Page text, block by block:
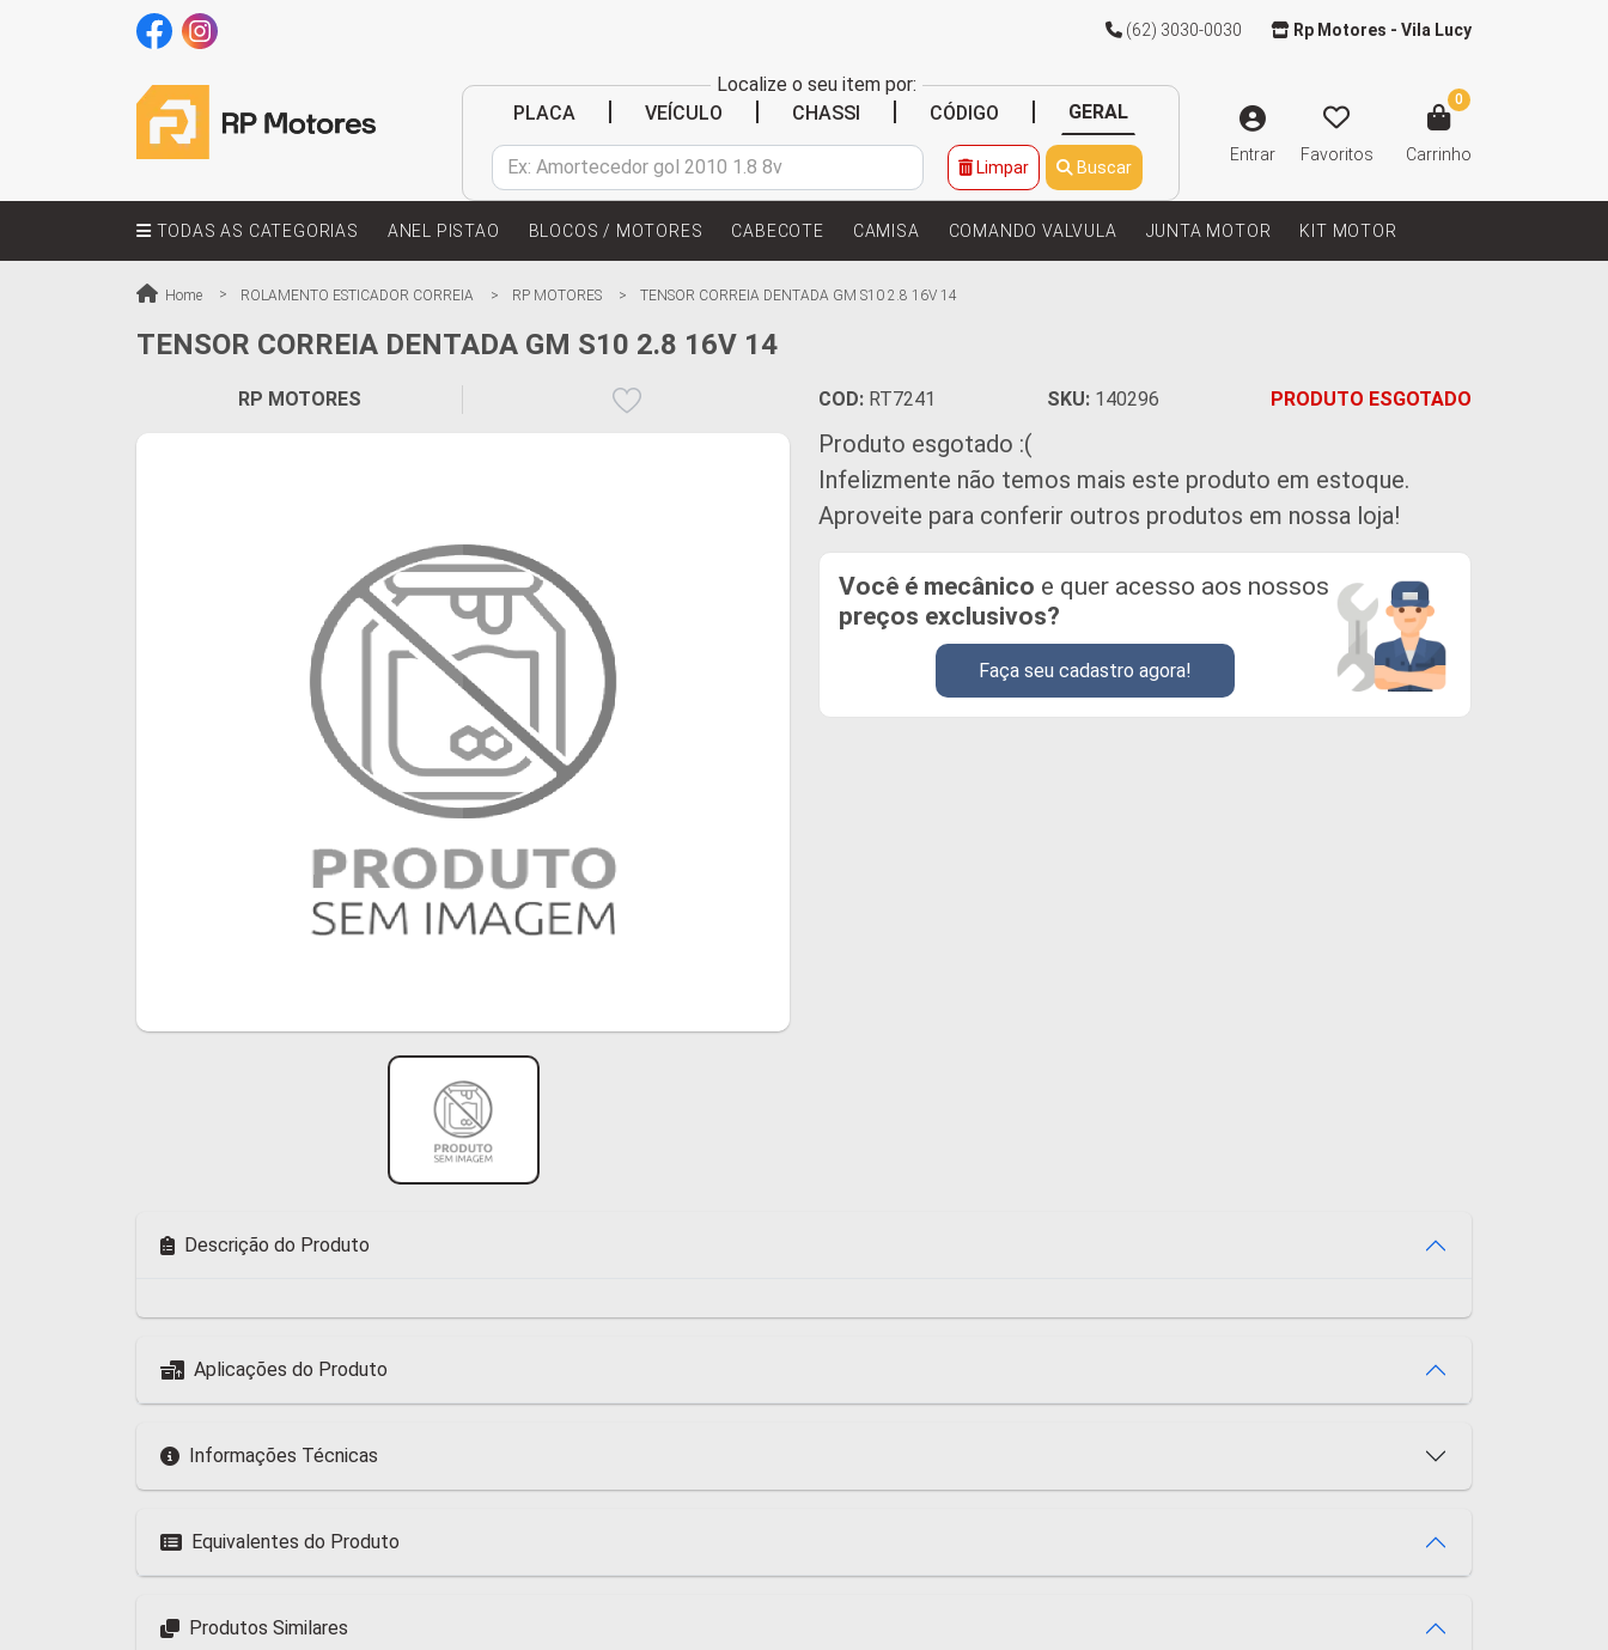
(62) 3030-0030 Rp Motores - Vila Lucy
Localize o seu item por:
PLACA
VEÍCULO CHASSI CÓDIGO GERAL
Limpar Buscar
Entrar Favoritos
0
Carrinho
TODAS AS CATEGORIAS ANEL PISTAO BLOCOS / MOTORES CABECOTE CAMISA COMANDO VALVULA JUNTA MOTOR KIT MOTOR
Home ROLAMENTO ESTICADOR CORREIA RP MOTORES TENSOR CORREIA DENTADA GM S10 2.8 16V 14
TENSOR CORREIA DENTADA GM S10 2.8 16V 14
RP MOTORES COD: RT7241 SKU: 140296 PRODUTO ESGOTADO
Produto esgotado :(
Infelizmente não temos mais este produto em estoque.
Aproveite para conferir outros produtos em nossa loja!
Você é mecânico e quer acesso aos nossos
preços exclusivos?
Faça seu cadastro agora!
Descrição do Produto
Aplicações do Produto
Informações Técnicas
Equivalentes do Produto
Produtos Similares